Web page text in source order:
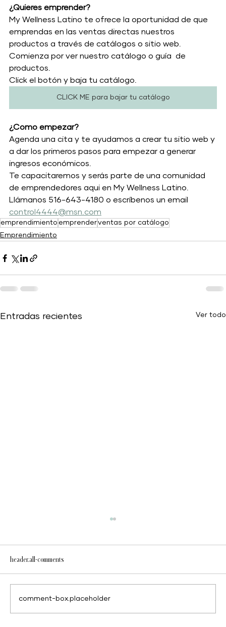
¿Quieres emprender?
My Wellness Latino te ofrece la oportunidad de que
emprendas en las ventas directas nuestros
productos a través de catálogos o sitio web.
Comienza por ver nuestro catálogo o guía  de
productos.
Click el botón y baja tu catálogo.
CLICK ME para bajar tu catálogo
¿Como empezar?
Agenda una cita y te ayudamos a crear tu sitio web y
a dar los primeros pasos para empezar a generar
ingresos económicos.
Te capacitaremos y serás parte de una comunidad
de emprendedores aqui en My Wellness Latino.
Llámanos 516-643-4180 o escríbenos un email
control4444@msn.com
emprendimiento emprenderventas por catálogo
Emprendimiento
Entradas recientes Ver todo
header.all-comments
comment-box.placeholder